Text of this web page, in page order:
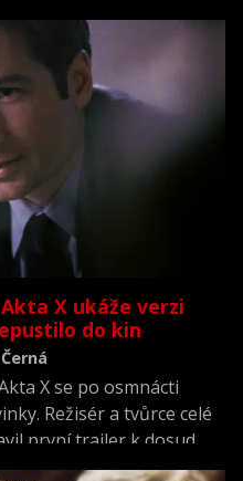
X ukáže verzi
do kin
X se po osmnácti
Režisér a tvůrce celé
první trailer k dosud
Akta X: Chci uvěřit.